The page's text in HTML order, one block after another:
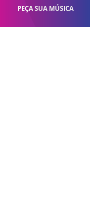
PEÇA SUA MÚSICA